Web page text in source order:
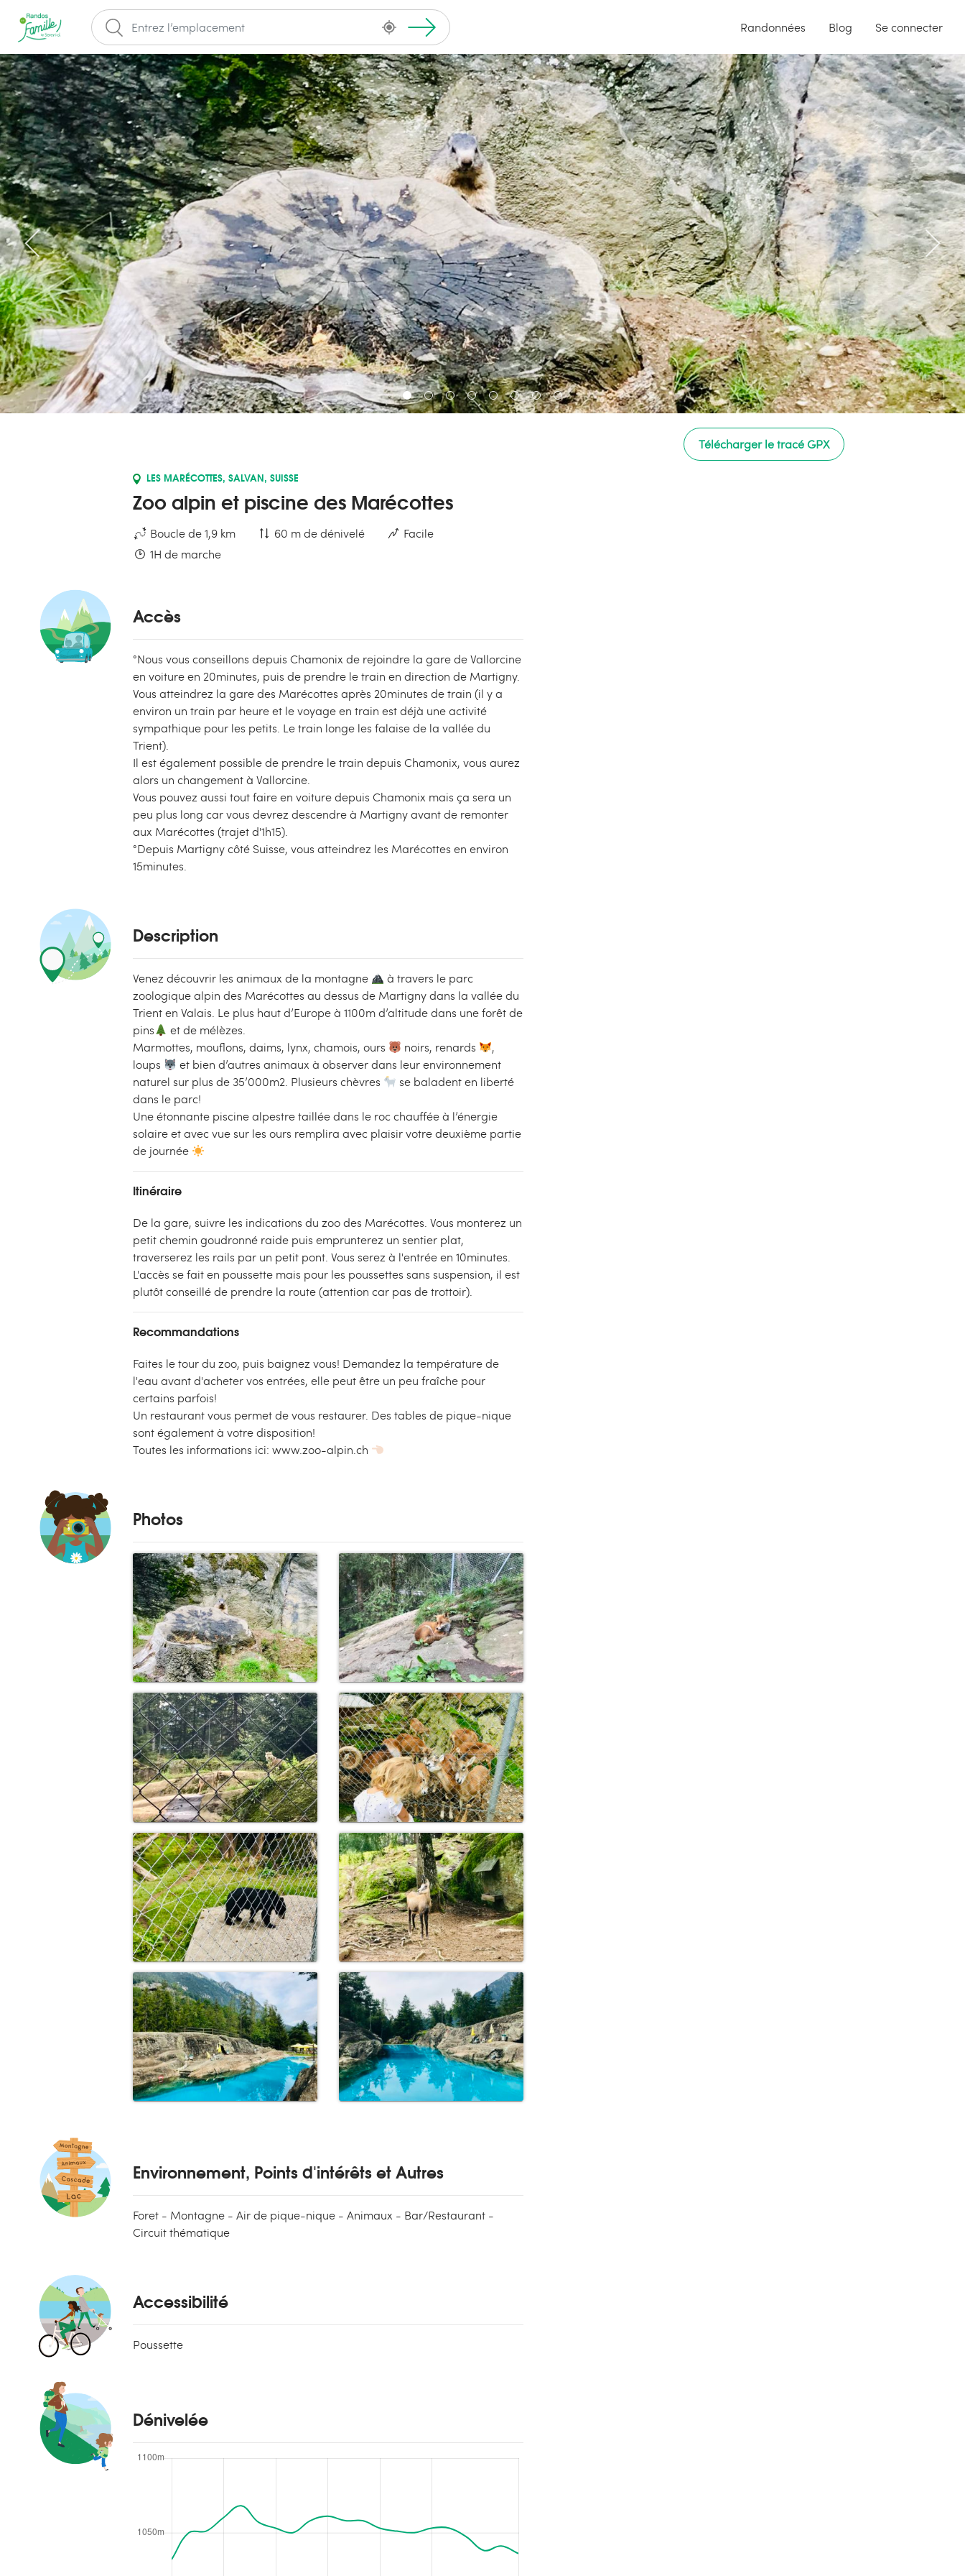
Randonnées Blog Se connecter
LES MARÉCOTTES, SALVAN, SUISSE
Zoo alpin et piscine des Marécottes
Boucle de 1,9 km 60 m de dénivelé
Facile
1H de marche
Accès
°Nous vous conseillons depuis Chamonix de rejoindre la gare de Vallorcine
en voiture en 20minutes, puis de prendre le train en direction de Martigny.
Vous atteindrez la gare des Marécottes après 20minutes de train (il y a
environ un train par heure et le voyage en train est déjà une activité
sympathique pour les petits. Le train longe les falaise de la vallée du
Trient).
Il est également possible de prendre le train depuis Chamonix, vous aurez
alors un changement à Vallorcine.
Vous pouvez aussi tout faire en voiture depuis Chamonix mais ça sera un
peu plus long car vous devrez descendre à Martigny avant de remonter
aux Marécottes (trajet d'1h15).
°Depuis Martigny côté Suisse, vous atteindrez les Marécottes en environ
15minutes.
Description
Venez découvrir les animaux de la montagne
à travers le parc
zoologique alpin des Marécottes au dessus de Martigny dans la vallée du
Trient en Valais. Le plus haut d’Europe à 1100m d’altitude dans une forêt de
pins
et de mélèzes.
Marmottes, mouflons, daims, lynx, chamois, ours
noirs, renards
,
loups
et bien d’autres animaux à observer dans leur environnement
naturel sur plus de 35’000m2. Plusieurs chèvres
se baladent en liberté
dans le parc!
Une étonnante piscine alpestre taillée dans le roc chauffée à l’énergie
solaire et avec vue sur les ours remplira avec plaisir votre deuxième partie
de journée
Itinéraire
De la gare, suivre les indications du zoo des Marécottes. Vous monterez un
petit chemin goudronné raide puis emprunterez un sentier plat,
traverserez les rails par un petit pont. Vous serez à l'entrée en 10minutes.
L'accès se fait en poussette mais pour les poussettes sans suspension, il est
plutôt conseillé de prendre la route (attention car pas de trottoir).
Recommandations
Faites le tour du zoo, puis baignez vous! Demandez la température de
l'eau avant d'acheter vos entrées, elle peut être un peu fraîche pour
certains parfois!
Un restaurant vous permet de vous restaurer. Des tables de pique-nique
sont également à votre disposition!
Toutes les informations ici: www.zoo-alpin.ch
Photos
Environnement, Points d'intérêts et Autres
Foret - Montagne - Air de pique-nique - Animaux - Bar/Restaurant -
Circuit thématique
Accessibilité
Poussette
Dénivelée
Télécharger le tracé GPX